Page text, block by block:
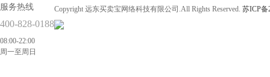
服务热线
400-828-0188
08:00-22:00
周一至周日
Copyright 远东买卖宝网络科技有限公司.All Rights Reserved. 苏ICP备